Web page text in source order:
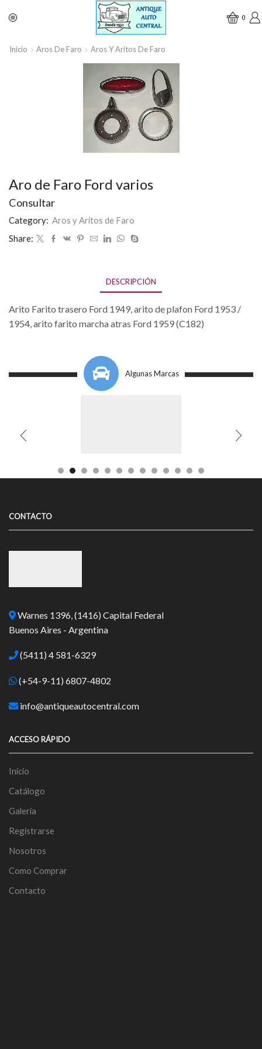
0
Inicio Aros De Faro Aros Y Aritos De Faro
Aro de Faro Ford varios
Consultar
Category: Aros y Aritos de Faro
Share:
DESCRIPCIÓN
Arito Farito trasero Ford 1949, arito de plafon Ford 1953 /
1954, arito farito marcha atras Ford 1959 (C182)
Algunas Marcas
CONTACTO
Warnes 1396, (1416) Capital Federal
Buenos Aires - Argentina
(5411) 4 581-6329
(+54-9-11) 6807-4802
info@antiqueautocentral.com
ACCESO RÁPIDO
Inicio
Catálogo
Galería
Registrarse
Nosotros
Como Comprar
Contacto